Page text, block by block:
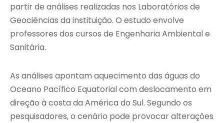
partir de análises realizadas nos Laboratórios de
Geociências da instituição. O estudo envolve
professores dos cursos de Engenharia Ambiental e
Sanitária.
As análises apontam aquecimento das águas do
Oceano Pacífico Equatorial com deslocamento em
direção à costa da América do Sul. Segundo os
pesquisadores, o cenário pode provocar alterações